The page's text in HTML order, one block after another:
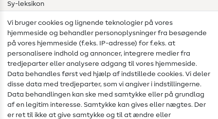
Sy-leksikon
Syvejledninger
Hjælp & kontakt
Kontakt
Information om ændring af operatør
FAQ
Fortrydelsesret
Vi bruger cookies og lignende teknologier på vores
hjemmeside og behandler personoplysninger fra besøgende
på vores hjemmeside (f.eks. IP-adresse) for f.eks. at
personalisere indhold og annoncer, integrere medier fra
tredjeparter eller analysere adgang til vores hjemmeside.
Data behandles først ved hjælp af indstillede cookies. Vi deler
disse data med tredjeparter, som vi angiver i indstillingerne.
Data behandlingen kan ske med samtykke eller på grundlag
af en legitim interesse. Samtykke kan gives eller nægtes. Der
er ret til ikke at give samtykke og til at ændre eller